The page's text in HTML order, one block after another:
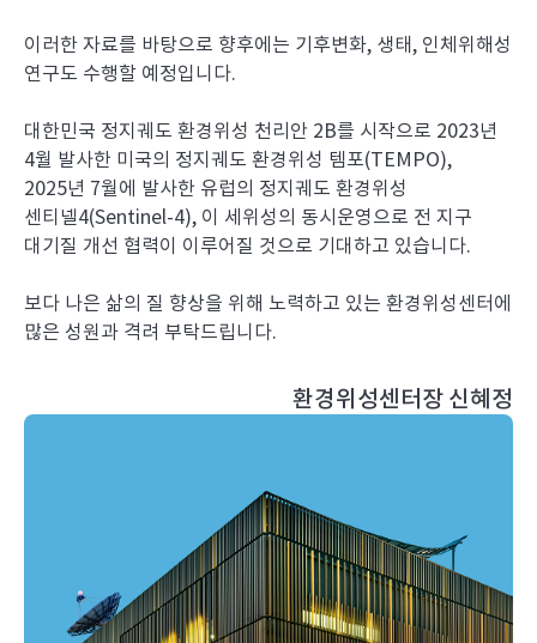
이러한 자료를 바탕으로 향후에는 기후변화, 생태, 인체위해성
연구도 수행할 예정입니다.
대한민국 정지궤도 환경위성 천리안 2B를 시작으로 2023년
4월 발사한 미국의 정지궤도 환경위성 템포(TEMPO),
2025년 7월에 발사한 유럽의 정지궤도 환경위성
센티넬4(Sentinel-4), 이 세위성의 동시운영으로 전 지구
대기질 개선 협력이 이루어질 것으로 기대하고 있습니다.
보다 나은 삶의 질 향상을 위해 노력하고 있는 환경위성센터에
많은 성원과 격려 부탁드립니다.
환경위성센터장 신혜정